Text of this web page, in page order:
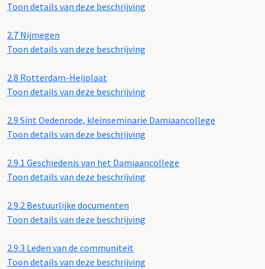
Toon details van deze beschrijving
2.7 Nijmegen
Toon details van deze beschrijving
2.8 Rotterdam-Heijplaat
Toon details van deze beschrijving
2.9 Sint Oedenrode, kleinseminarie Damiaancollege
Toon details van deze beschrijving
2.9.1 Geschiedenis van het Damiaancollege
Toon details van deze beschrijving
2.9.2 Bestuurlijke documenten
Toon details van deze beschrijving
2.9.3 Leden van de communiteit
Toon details van deze beschrijving